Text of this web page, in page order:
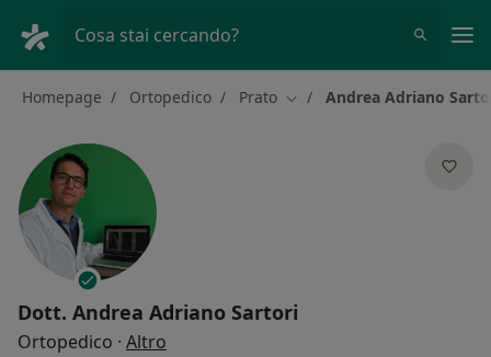
Cosa stai cercando?
Homepage Ortopedico Prato Cambia città
Andrea Adriano
Dott. Andrea Adriano Sartori
Ortopedico · Altro